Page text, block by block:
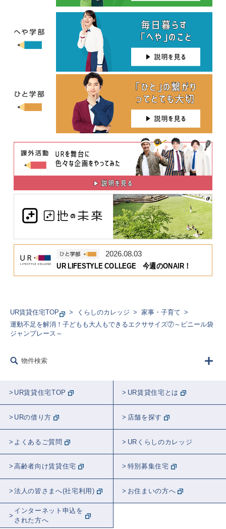
2026.08.03
UR LIFESTYLE COLLEGE 今週のONAIR！
UR賃貸住宅TOP くらしのカレッジ
家事・子育て
運動不足を解消！子どもも大人もできるエクササイズ⑦～ビニール袋
ジャンプレース～
物件検索
UR賃貸住宅TOP UR賃貸住宅とは
URの借り方 店舗を探す
よくあるご質問 URくらしのカレッジ
高齢者向け賃貸住宅 特別募集住宅
法人の皆さまへ(社宅利用) お住まいの方へ
インターネット申込を
された方へ